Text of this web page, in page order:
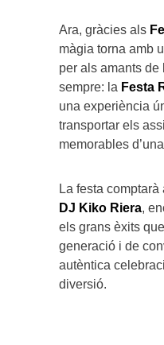
Ara, gràcies als
màgia torna amb
per als amants
sempre: la Festa
una experiència
transportar els
memorables
La festa
DJ Kiko Riera,
els grans èxits
generació i de
autèntica
diversió.